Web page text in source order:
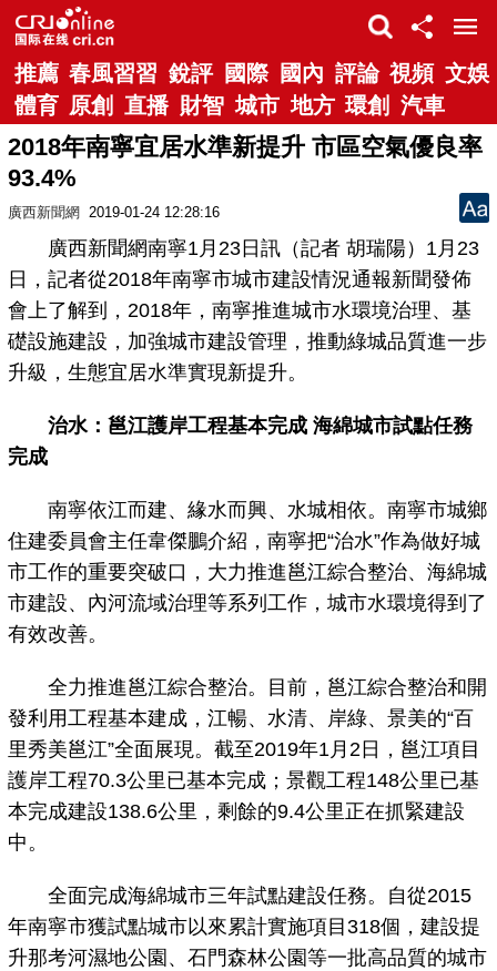
推薦 春風習習 銳評 國際 國內 評論 視頻 文娛
體育 原創 直播 財智 城市 地方 環創 汽車
2018年南寧宜居水準新提升 市區空氣優良率
93.4%
廣西新聞網 2019-01-24 12:28:16
廣西新聞網南寧1月23日訊（記者 胡瑞陽）1月23
日，記者從2018年南寧市城市建設情況通報新聞發佈
會上了解到，2018年，南寧推進城市水環境治理、基
礎設施建設，加強城市建設管理，推動綠城品質進一步
升級，生態宜居水準實現新提升。
治水：邕江護岸工程基本完成 海綿城市試點任務
完成
南寧依江而建、緣水而興、水城相依。南寧市城鄉
住建委員會主任韋傑鵬介紹，南寧把“治水”作為做好城
市工作的重要突破口，大力推進邕江綜合整治、海綿城
市建設、內河流域治理等系列工作，城市水環境得到了
有效改善。
全力推進邕江綜合整治。目前，邕江綜合整治和開
發利用工程基本建成，江暢、水清、岸綠、景美的“百
里秀美邕江”全面展現。截至2019年1月2日，邕江項目
護岸工程70.3公里已基本完成；景觀工程148公里已基
本完成建設138.6公里，剩餘的9.4公里正在抓緊建設
中。
全面完成海綿城市三年試點建設任務。自從2015
年南寧市獲試點城市以來累計實施項目318個，建設提
升那考河濕地公園、石門森林公園等一批高品質的城市